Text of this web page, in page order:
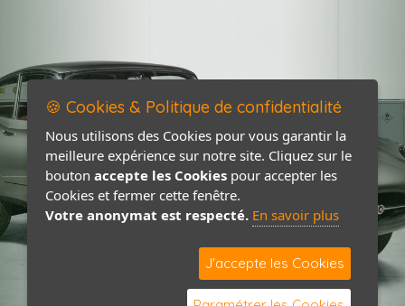
🍪 Cookies & Politique de confidentialité
Nous utilisons des Cookies pour vous garantir la
meilleure expérience sur notre site. Cliquez sur le
bouton accepte les Cookies pour accepter les
Cookies et fermer cette fenêtre.
Votre anonymat est respecté. En savoir plus
J'accepte les Cookies